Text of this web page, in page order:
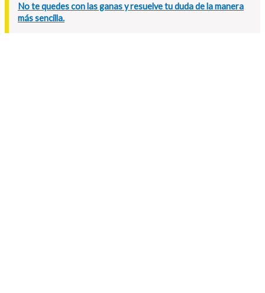
No te quedes con las ganas y resuelve tu duda de la manera
más sencilla.